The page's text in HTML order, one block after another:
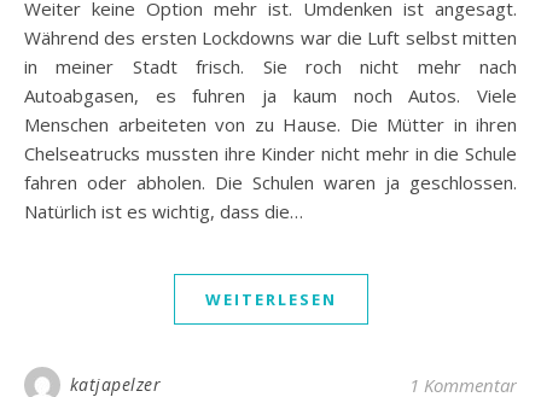
Weiter keine Option mehr ist. Umdenken ist angesagt.
Während des ersten Lockdowns war die Luft selbst mitten
in meiner Stadt frisch. Sie roch nicht mehr nach
Autoabgasen, es fuhren ja kaum noch Autos. Viele
Menschen arbeiteten von zu Hause. Die Mütter in ihren
Chelseatrucks mussten ihre Kinder nicht mehr in die Schule
fahren oder abholen. Die Schulen waren ja geschlossen.
Natürlich ist es wichtig, dass die…
WEITERLESEN
katjapelzer 1 Kommentar